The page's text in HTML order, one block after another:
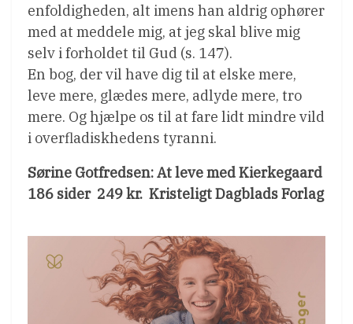
enfoldigheden, alt imens han aldrig ophører
med at meddele mig, at jeg skal blive mig
selv i forholdet til Gud (s. 147).
En bog, der vil have dig til at elske mere,
leve mere, glædes mere, adlyde mere, tro
mere. Og hjælpe os til at fare lidt mindre vild
i overfladiskhedens tyranni.
Sørine Gotfredsen: At leve med Kierkegaard
186 sider  249 kr.  Kristeligt Dagblads Forlag